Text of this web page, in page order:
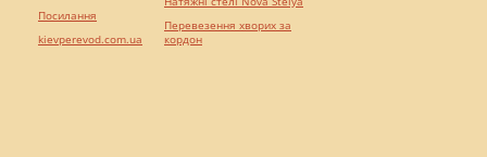
Посилання
kievperevod.com.ua
Перевезення хворих за
кордон